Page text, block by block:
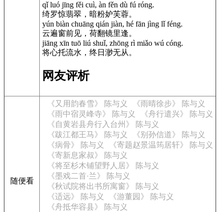
qǐ luó jīng fěi cuì, àn fěn dù fú róng.
绮罗惊翡翠，暗粉妒芙蓉。
yún biàn chuāng qián jiàn, hé fān jìng lǐ féng.
云遍窗前见，荷翻镜里逢。
jiāng xīn tuō liú shuǐ, zhōng rì miǎo wú cóng.
将心托流水，终日渺无从。
网友评析
随便看
《又用韵春雪》 陈与义
《雨晴徐步》 陈与义
《雨中宿灵峰寺》 陈与义
《舟行遣兴》 陈与义
《自黄岩县舟行入台州》 陈与义
《跋江都王马》 陈与义
《别孙信道》 陈与义
《病骨》 陈与义
《寄题赵景温筠居轩》 陈与义
《寄新息家叔》 陈与义
《将至杉木铺望野人居》 陈与义
《墨戏二首·兰》 陈与义
《秋试院将出书所寓窗》 陈与义
《适远》 陈与义
《游董园》 陈与义
《舟抵华容县》 陈与义